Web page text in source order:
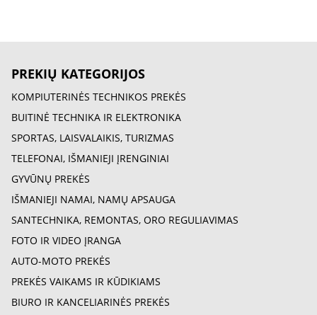
PREKIŲ KATEGORIJOS
KOMPIUTERINĖS TECHNIKOS PREKĖS
BUITINĖ TECHNIKA IR ELEKTRONIKA
SPORTAS, LAISVALAIKIS, TURIZMAS
TELEFONAI, IŠMANIEJI ĮRENGINIAI
GYVŪNŲ PREKĖS
IŠMANIEJI NAMAI, NAMŲ APSAUGA
SANTECHNIKA, REMONTAS, ORO REGULIAVIMAS
FOTO IR VIDEO ĮRANGA
AUTO-MOTO PREKĖS
PREKĖS VAIKAMS IR KŪDIKIAMS
BIURO IR KANCELIARINĖS PREKĖS